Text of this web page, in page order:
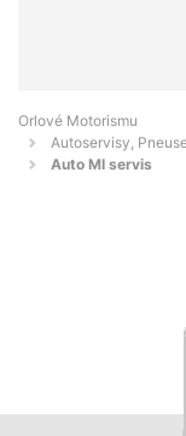
Orlové Motorismu
Autoservisy,
Auto MI servis